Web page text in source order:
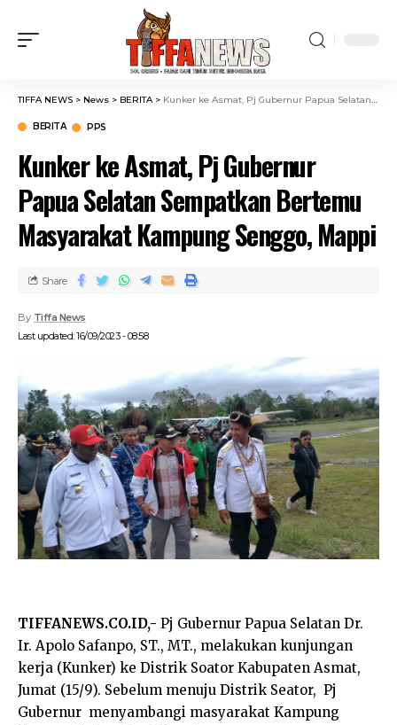
TIFFA NEWS > News > BERITA> Kunker ke Asmat, Pj Gubernur Papua Selatan Sempatkan Bertemu Masyarakat Kampung Senggo, Mappi
BERITA PPS
Kunker ke Asmat, Pj Gubernur
Papua Selatan Sempatkan Bertemu
Masyarakat Kampung Senggo, Mappi
Last updated: 16/09/2023 - 08:58
By Tiffa News
Share
TIFFANEWS.CO.ID,- Pj Gubernur Papua Selatan Dr.
Ir. Apolo Safanpo, ST., MT., melakukan kunjungan
kerja (Kunker) ke Distrik Soator Kabupaten Asmat,
Jumat (15/9). Sebelum menuju Distrik Seator, Pj
Gubernur menyambangi masyarakat Kampung